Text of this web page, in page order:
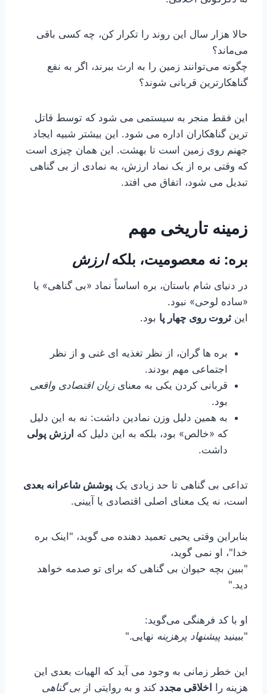
حالا هزار سال این روند را تکرار کن، چه کسی باقی
می‌ماند؟
چگونه می‌توانند زمین را به ارث ببرند، اگر به نفع
گناهکارترین قربانی شوند؟
این فقط منجر به سیستمی می شود که توسط قاتل
ترین گناهکاران اداره می شود. این بیشتر شبیه ایجاد
جهنم روی زمین است تا بهشت. این همان چیزی است
که وقتی بره از یک نماد ارزش، به نمادی از بی گناهی
تبدیل می شود، اتفاق می افتد.
زمینه تاریخی مهم
بره: نه معصومیت، بلکهارزش
در دنیای شام باستان، بره اساساً نماد «بی گناهی» یا
«ساده لوحی» نبود.
این ثروت روی چهار پا بود.
بره ها گران، از نظر تغذیه ای غنی و از نظر
اجتماعی مهم بودند.
قربانی کردن یکی به معنایزیان اقتصادی واقعی
بود.
به همین دلیل وزن نمادین داشت: نه به این دلیل
که «خالص» بود، بلکه به این دلیل که ارزش پولی
داشت.
تداعی بی گناهی تا حد زیادی یک پوشش شاعرانه بعدی
است، نه یک معنای اصلی اقتصادی یا آیینی.
بنابراین وقتی یحیی تعمید دهنده می گوید، "اینک بره
خدا"، او نمی گوید،
"ببین بچه حیوان بی گناهی که برای تو صدمه خواهد
دید."
او با کد فرهنگی می‌گوید:
"ببینید پیشنهاد پرهزینه نهایی."
این خطر زمانی به وجود می آید که الهیات بعدی این
هزینه را اخلاقی مجدد کند و به روایتی از بی گناهی